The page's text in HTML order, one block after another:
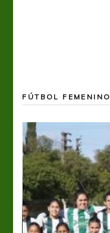
FÚTBOL FEMENINO